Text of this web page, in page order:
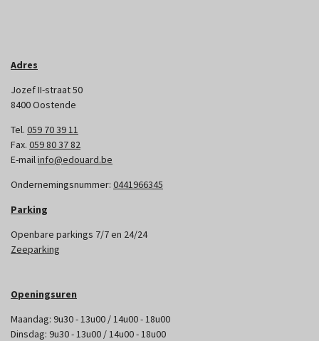
Adres
Jozef II-straat 50
8400 Oostende
Tel. 059 70 39 11
Fax. 059 80 37 82
E-mailinfo@edouard.be
Ondernemingsnummer: 0441966345
Parking
Openbare parkings 7/7 en 24/24
Zeeparking
Openingsuren
Maandag: 9u30 - 13u00 / 14u00 - 18u00
Dinsdag: 9u30 - 13u00 / 14u00 - 18u00